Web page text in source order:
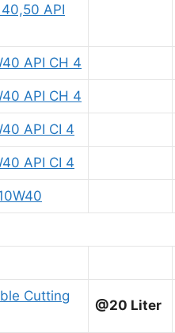
API
API CH 4
API CH 4
API CI 4
API CI 4
Cutting
@20 Liter